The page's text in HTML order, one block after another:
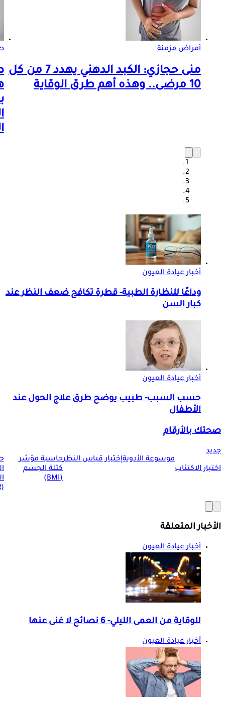
أمراض مزمنة
منى حجازي: الكبد الدهني يهدد 7 من كل
10 مرضى.. وهذه أهم طرق الوقاية
أخبار عيادة العيون
وداعًا للنظارة الطبية- قطرة تكافح ضعف النظر عند
كبار السن
أخبار عيادة العيون
حسب السبب- طبيب يوضح طرق علاج الحول عند
الأطفال
صحتك بالأرقام
جديد
اختبار الاكتئاب
موسوعة الأدويةإختبار قياس النظرحاسبة مؤشر
كتلة الجسم
(BMI)
(BMR)
الأخبار المتعلقة
أخبار عيادة العيون
للوقاية من العمى الليلي- 6 نصائح لا غنى عنها
أخبار عيادة العيون